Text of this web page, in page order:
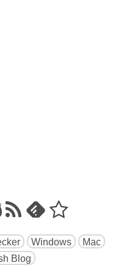
Windows
Mac
Blog